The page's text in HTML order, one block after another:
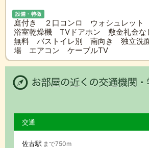
設備・特徴
庭付き ２口コンロ ウォシュレッ
浴室乾燥機 TVドアホン 敷金礼金な
無料 バストイレ別 南向き 独立洗
場 エアコン ケーブルTV
交通
佐古駅 まで750m